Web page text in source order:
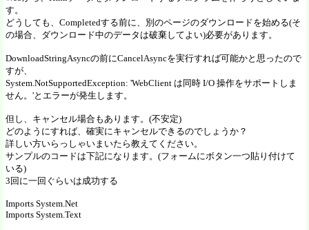
す。
どうしても、Completedする前に、別のページのダウンロードを始める(そ
の場合、ダウンロード中のデータは破棄してよい)必要があります。
DownloadStringAsyncの前にCancelAsyncを実行すれば可能かと思ったので
すが、
System.NotSupportedException: 'WebClient は同時 I/O 操作をサポートしま
せん。'とエラーが発生します。
但し、キャンセル場合もあります。(不安定)
どのようにすれば、確実にキャンセルできるのでしょうか？
詳しい方いらっしゃいまいたら教えてください。
サンプルのコードは下記になります。(フォームにボタン一つ貼り付けて
いる)
3回に一回ぐらいは成功する
Imports System.Net
Imports System.Text